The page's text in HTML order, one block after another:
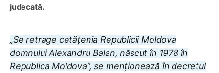
judecată.
„Se retrage cetățenia Republicii Moldova
domnului Alexandru Balan, născut în 1978 în
Republica Moldova”, se menționează în decretul